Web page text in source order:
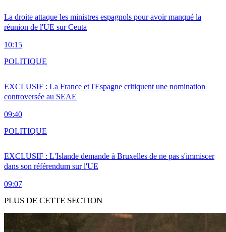
La droite attaque les ministres espagnols pour avoir manqué la
réunion de l'UE sur Ceuta
10:15
EXCLUSIF : La France et l'Espagne critiquent une nomination
controversée au SEAE
09:40
POLITIQUE
EXCLUSIF : L'Islande demande à Bruxelles de ne pas s'immiscer
dans son référendum sur l'UE
09:07
POLITIQUE
PLUS DE CETTE SECTION